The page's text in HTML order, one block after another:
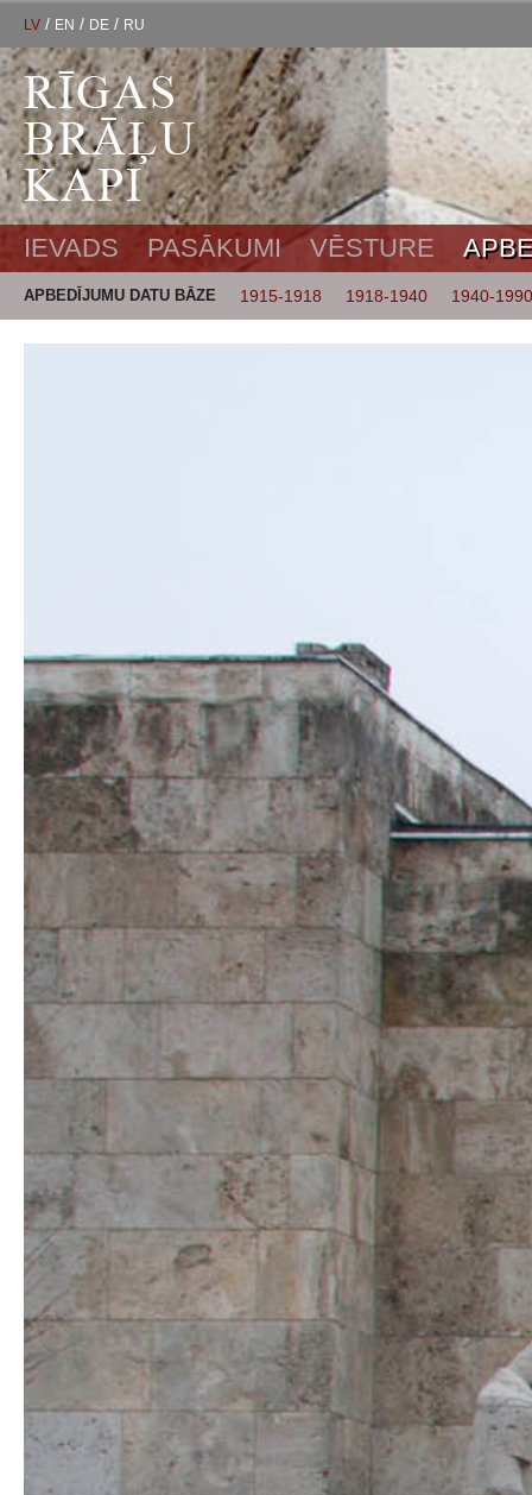
LV / EN / DE / RU
IEVADS PASĀKUMI VĒSTURE
APBEDĪJUMU DATU BĀZE 1915-1918 1918-1940 1940-1990